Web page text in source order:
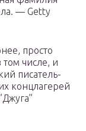
— Getty
просто
числе, и
писатель-
концлагерей